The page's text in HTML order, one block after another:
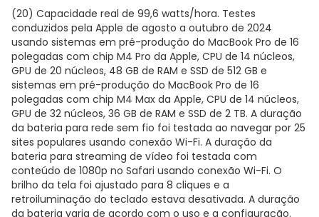
(20) Capacidade real de 99,6 watts/hora. Testes
conduzidos pela Apple de agosto a outubro de 2024
usando sistemas em pré-produção do MacBook Pro de 16
polegadas com chip M4 Pro da Apple, CPU de 14 núcleos,
GPU de 20 núcleos, 48 GB de RAM e SSD de 512 GB e
sistemas em pré-produção do MacBook Pro de 16
polegadas com chip M4 Max da Apple, CPU de 14 núcleos,
GPU de 32 núcleos, 36 GB de RAM e SSD de 2 TB. A duração
da bateria para rede sem fio foi testada ao navegar por 25
sites populares usando conexão Wi-Fi. A duração da
bateria para streaming de vídeo foi testada com
conteúdo de 1080p no Safari usando conexão Wi-Fi. O
brilho da tela foi ajustado para 8 cliques e a
retroiluminação do teclado estava desativada. A duração
da bateria varia de acordo com o uso e a configuração.